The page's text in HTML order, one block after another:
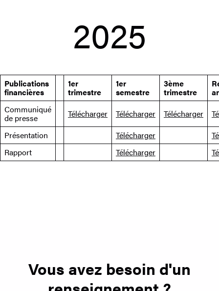
2025
Publications
financières
1er
trimestre
1er
semestre
3ème
trimestre
Communiqué
de presse Télécharger Télécharger Télécharger
Présentation
Télécharger
Rapport
Télécharger
Vous avez besoin d'un